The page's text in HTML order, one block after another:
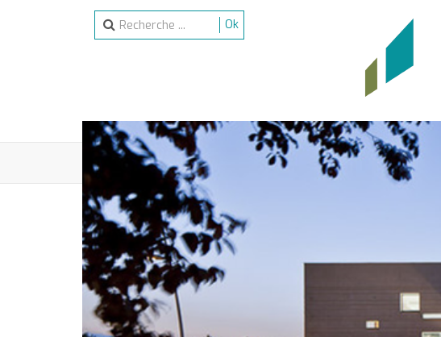
Ok
ACCUEIL SPECTACLES ACTIVITÉS JEUNESSE